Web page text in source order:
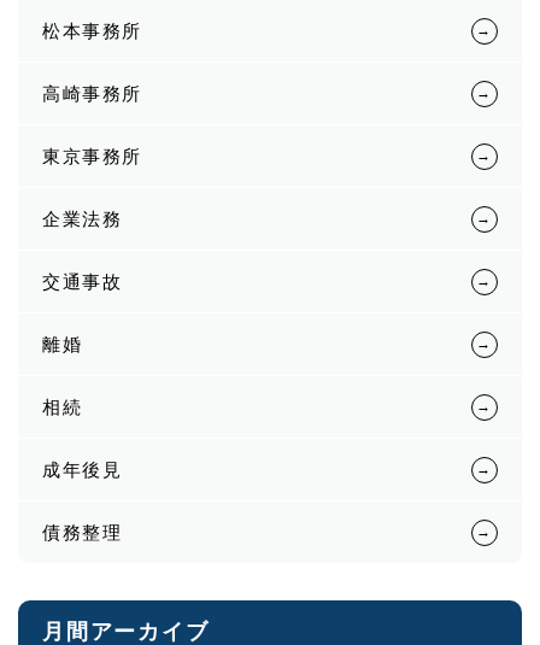
松本事務所
高崎事務所
東京事務所
企業法務
交通事故
離婚
相続
成年後見
債務整理
月間アーカイブ